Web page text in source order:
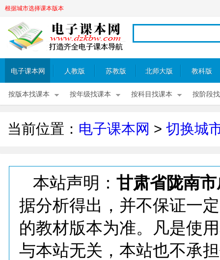
根据城市选择课本版本
电子课本网 人教版 苏教版 北师大版 教科版
按版本找课本 按年级找课本 按科目找课本 按阶段
当前位置： 电子课本网 > 切换城
本站声明： 甘肃省陇南
据分析得出，并不保证一
的教材版本为准。凡是使
与本站无关，本站也不承